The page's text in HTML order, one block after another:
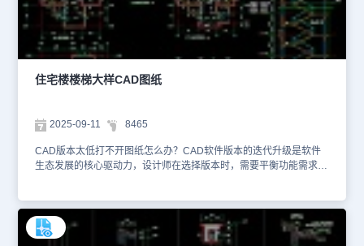
住宅楼楼梯大样CAD图纸
2025-09-11 8465
CAD版本太低打不开图纸怎么办？CAD软件版本的迭代升级是软件
生态发展的核心驱动力，设计师在选择版本时，需要平衡功能需求与
打开图纸。本文件是CAD图纸快速查看资源中、使用CAD软件绘制
的住宅楼楼梯大样CAD图纸。该住宅楼楼梯大样图纸绘制了楼梯位
置、梯段走向、踏步数量、梯井宽度以及周边墙体、门窗关系，全面